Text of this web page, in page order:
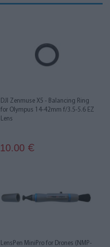
DJI Zenmuse X5 - Balancing Ring
for Olympus 14-42mm f/3.5-5.6 EZ
Lens
10.00 €
LensPen MiniPro for Drones (NMP-